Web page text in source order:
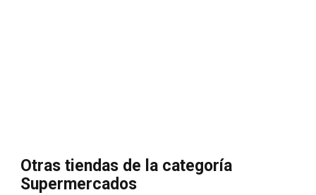
Otras tiendas de la categoría
Supermercados